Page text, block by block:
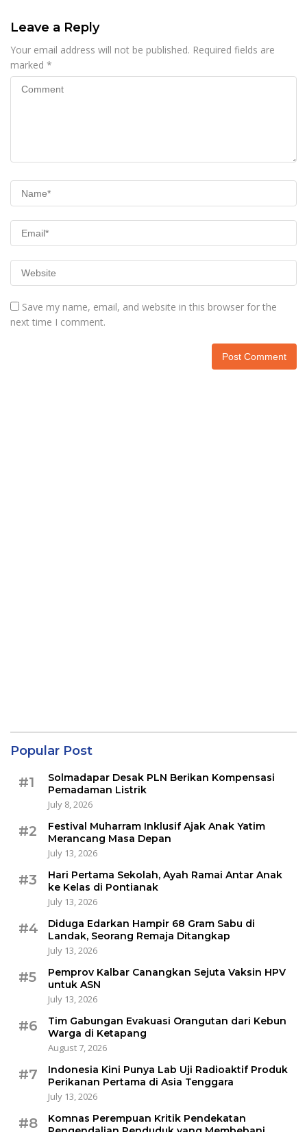
Leave a Reply
Your email address will not be published. Required fields are
marked *
Save my name, email, and website in this browser for the
next time I comment.
Popular Post
#1
Solmadapar Desak PLN Berikan Kompensasi
Pemadaman Listrik
July 8, 2026
#2
Festival Muharram Inklusif Ajak Anak Yatim
Merancang Masa Depan
July 13, 2026
#3
Hari Pertama Sekolah, Ayah Ramai Antar Anak
ke Kelas di Pontianak
July 13, 2026
#4
Diduga Edarkan Hampir 68 Gram Sabu di
Landak, Seorang Remaja Ditangkap
July 13, 2026
#5
Pemprov Kalbar Canangkan Sejuta Vaksin HPV
untuk ASN
July 13, 2026
#6
Tim Gabungan Evakuasi Orangutan dari Kebun
Warga di Ketapang
August 7, 2026
#7
Indonesia Kini Punya Lab Uji Radioaktif Produk
Perikanan Pertama di Asia Tenggara
July 13, 2026
#8
Komnas Perempuan Kritik Pendekatan